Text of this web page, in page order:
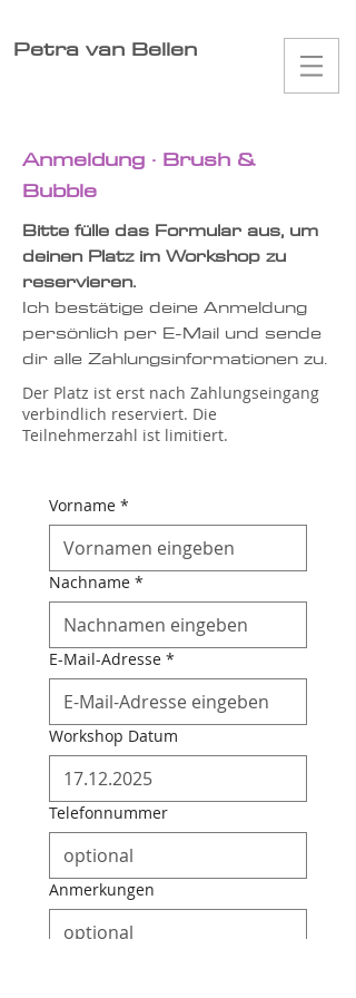
Petra van Bellen
Anmeldung · Brush &
Bubble
Bitte fülle das Formular aus, um
deinen Platz im Workshop zu
reservieren.
Ich bestätige deine Anmeldung
persönlich per E-Mail und sende
dir alle Zahlungsinformationen zu.
Der Platz ist erst nach Zahlungseingang
verbindlich reserviert. Die
Teilnehmerzahl ist limitiert.
Vorname *
Nachname *
E-Mail-Adresse *
Workshop Datum
Telefonnummer
Anmerkungen